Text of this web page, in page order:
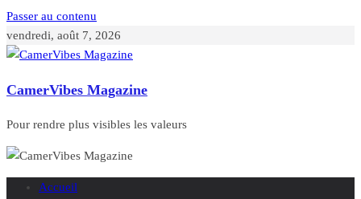
Passer au contenu
vendredi, août 7, 2026
CamerVibes Magazine
Pour rendre plus visibles les valeurs
Accueil